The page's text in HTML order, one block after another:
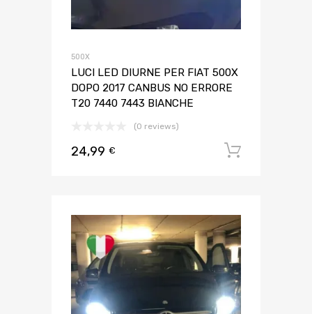
500X
LUCI LED DIURNE PER FIAT 500X
DOPO 2017 CANBUS NO ERRORE
T20 7440 7443 BIANCHE
(0 reviews)
24,99 €